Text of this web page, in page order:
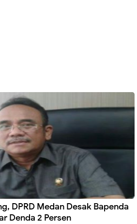
DPRD Medan Desak Bapenda
Denda 2 Persen